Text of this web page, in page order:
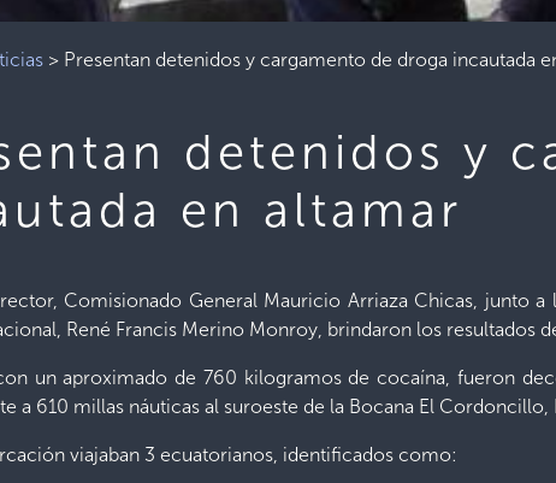
> Presentan detenidos y cargamento de droga incautada
detenidos y
en altamar
Comisionado General Mauricio Arriaza Chicas, junto
René Francis Merino Monroy, brindaron los resultados
un aproximado de 760 kilogramos de cocaína, fueron
a 610 millas náuticas al suroeste de la Bocana El Cordoncillo,
viajaban 3 ecuatorianos, identificados como: